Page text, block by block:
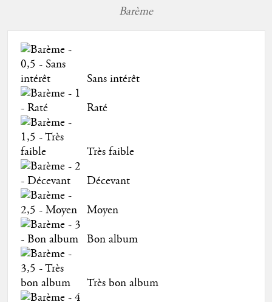
Barème
Sans intérêt
Raté
Très faible
Décevant
Moyen
Bon album
Très bon album